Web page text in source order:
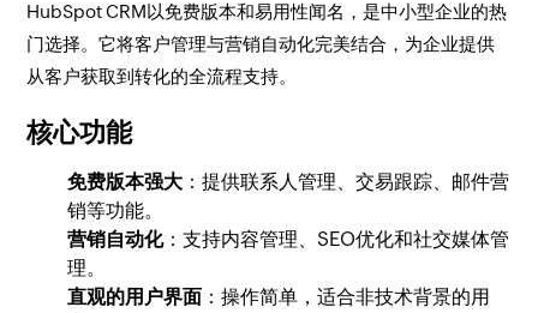
HubSpot CRM以免费版本和易用性闻名，是中小型企业的热
门选择。它将客户管理与营销自动化完美结合，为企业提供
从客户获取到转化的全流程支持。
核心功能
免费版本强大 ：提供联系人管理、交易跟踪、邮件营
销等功能。
营销自动化：支持内容管理、SEO优化和社交媒体管
理。
直观的用户界面 ：操作简单，适合非技术背景的用